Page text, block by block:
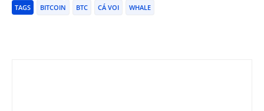
TAGS BITCOIN BTC CÁ VOI WHALE